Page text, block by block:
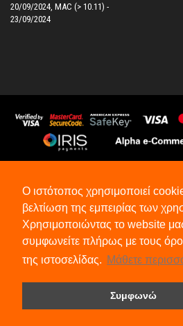
Ο ιστότοπος χρησιμοποιεί
βελτίωση της εμπειρίας των
Χρησιμοποιώντας το website
συμφωνείτε πλήρως με τους
της ιστοσελίδας. Μάθετε
Συμφωνώ
20/09/2024, MAC (> 10.11) -
23/09/2024